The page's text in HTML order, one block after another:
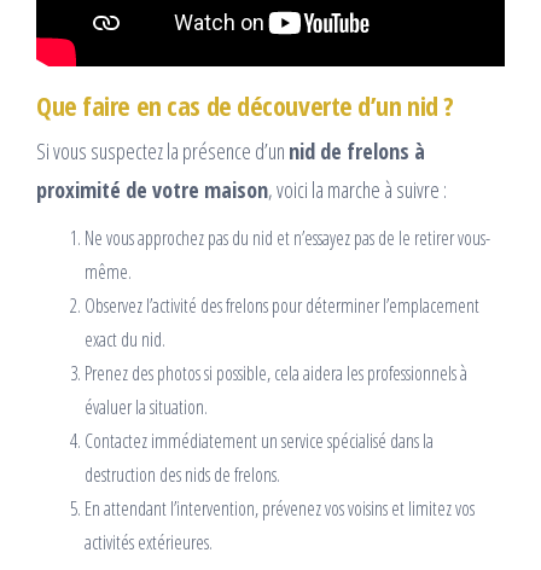
Que faire en cas de découverte d’un nid ?
Si vous suspectez la présence d’un nid de frelons à
proximité de votre maison, voici la marche à suivre :
Ne vous approchez pas du nid et n’essayez pas de le retirer vous-
même.
Observez l’activité des frelons pour déterminer l’emplacement
exact du nid.
Prenez des photos si possible, cela aidera les professionnels à
évaluer la situation.
Contactez immédiatement un service spécialisé dans la
destruction des nids de frelons.
En attendant l’intervention, prévenez vos voisins et limitez vos
activités extérieures.